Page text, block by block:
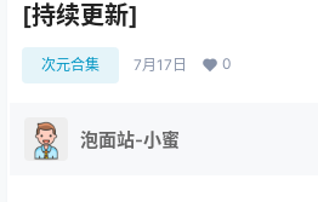
[持续更新]
次元合集 7月17日 0
泡面站-小蜜